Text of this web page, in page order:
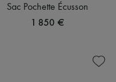
Sac Pochette Écusson
1 850 €